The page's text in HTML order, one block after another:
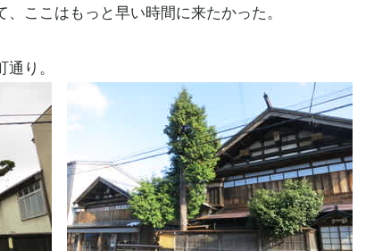
ここはもっと早い時間に来たかった。
り。